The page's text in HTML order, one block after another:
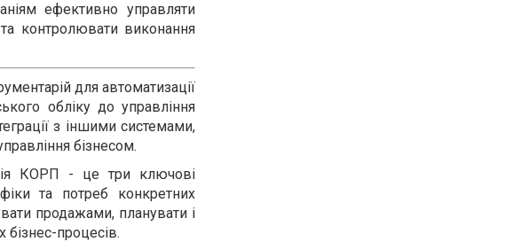
ефективно управляти
контролювати виконання
для автоматизації
обліку до управління
з іншими системами,
бізнесом.
КОРП - це три ключові
та потреб конкретних
продажами, планувати і
процесів.